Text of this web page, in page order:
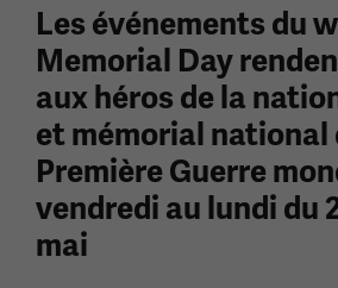
Les événements du
Memorial Day
aux héros de la
et mémorial national
Première Guerre
vendredi au lundi du
mai